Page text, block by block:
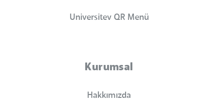
Universitev QR Menü
Kurumsal
Hakkımızda